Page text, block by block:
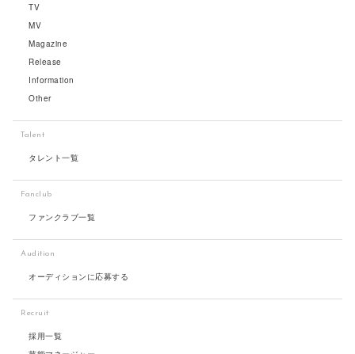
TV
MV
Magazine
Release
Information
Other
Talent
タレント一覧
Fanclub
ファンクラブ一覧
Audition
オーディションに応募する
Recruit
採用一覧